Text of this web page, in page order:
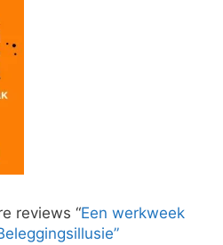
reviews “Een werkweek